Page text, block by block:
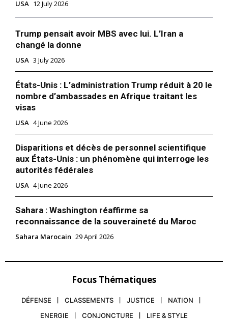
l’élection de 2024 par la cour
suprême du Colorado
19 December 2023
In "Monde"
USA 12 July 2026
Trump pensait avoir MBS avec lui. L’Iran a
changé la donne
USA 3 July 2026
États-Unis : L’administration Trump réduit à 20 le
nombre d’ambassades en Afrique traitant les
visas
USA 4 June 2026
Disparitions et décès de personnel scientifique
aux États-Unis : un phénomène qui interroge les
autorités fédérales
USA 4 June 2026
Sahara : Washington réaffirme sa
reconnaissance de la souveraineté du Maroc
Sahara Marocain 29 April 2026
Focus Thématiques
DÉFENSE CLASSEMENTS JUSTICE
NATION
ENERGIE
CONJONCTURE LIFE & STYLE